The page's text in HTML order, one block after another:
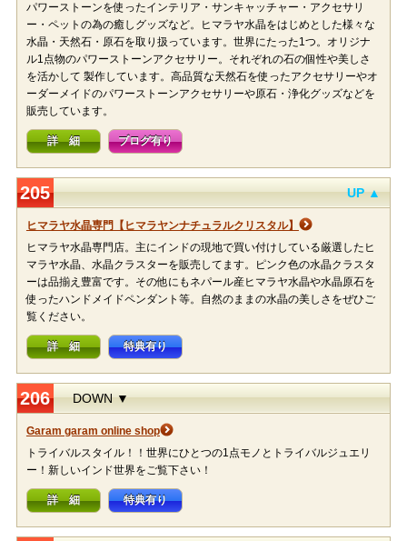
パワーストーンを使ったインテリア・サンキャッチャー・アクセサリ
ー・ペットの為の癒しグッズなど。ヒマラヤ水晶をはじめとした様々な
水晶・天然石・原石を取り扱っています。世界にたった1つ。オリジナ
ル1点物のパワーストーンアクセサリー。それぞれの石の個性や美しさ
を活かして 製作しています。高品質な天然石を使ったアクセサリーやオ
ーダーメイドのパワーストーンアクセサリーや原石・浄化グッズなどを
販売しています。
詳 細 ブログ有り
205 UP ▲
ヒマラヤ水晶専門【ヒマラヤンナチュラルクリスタル】
ヒマラヤ水晶専門店。主にインドの現地で買い付けしている厳選したヒ
マラヤ水晶、水晶クラスターを販売してます。ピンク色の水晶クラスタ
ーは品揃え豊富です。その他にもネパール産ヒマラヤ水晶や水晶原石を
使ったハンドメイドペンダント等。自然のままの水晶の美しさをぜひご
覧ください。
詳 細 特典有り
206 DOWN ▼
Garam garam online shop
トライバルスタイル！！世界にひとつの1点モノとトライバルジュエリ
ー！新しいインド世界をご覧下さい！
詳 細 特典有り